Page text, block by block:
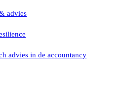
advies
advies in de accountancy